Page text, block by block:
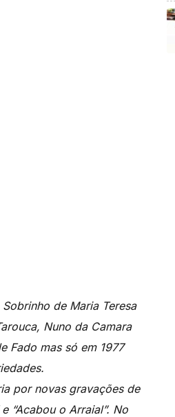
de Maria Teresa
Nuno da Camara
Fado mas só em 1977
por novas gravações de
“Acabou o Arraial”. No